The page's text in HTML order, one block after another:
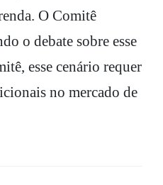
O Comitê
o debate sobre esse
esse cenário requer
no mercado de